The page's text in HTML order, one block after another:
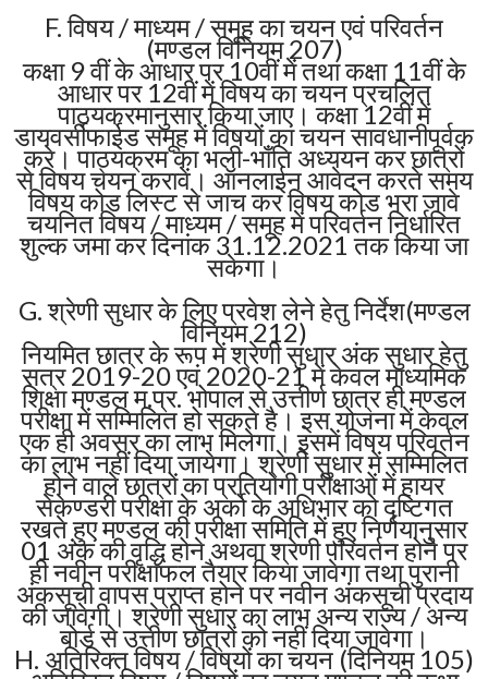
F. विषय / माध्यम / समूह का चयन एवं परिवर्तन
(मण्डल विनियम 207)
कक्षा 9 वीं के आधार पर 10वीं में तथा कक्षा 11वीं के
आधार पर 12वीं में विषय का चयन प्रचलित
पाठ्यक्रमानुसार किया जाए। कक्षा 12वीं में
डायवर्सीफाईड समूह में विषयों का चयन सावधानीपूर्वक
करे। पाठ्यक्रम का भली-भाँति अध्ययन कर छात्रों
से विषय चयन करावें। ऑनलाईन आवेदन करते समय
विषय कोड लिस्ट से जाच कर विषय कोड भरा जावे
चयनित विषय / माध्यम / समूह में परिवर्तन निर्धारित
शुल्क जमा कर दिनांक 31.12.2021 तक किया जा
सकेगा।
G. श्रेणी सुधार के लिए प्रवेश लेने हेतु निर्देश(मण्डल
विनियम 212)
नियमित छात्र के रूप में श्रेणी सुधार अंक सुधार हेतु
सत्र 2019-20 एवं 2020-21 में केवल माध्यमिक
शिक्षा मण्डल म.प्र. भोपाल से उत्तीर्ण छात्र ही मण्डल
परीक्षा में सम्मिलित हो सकते है। इस योजना में केवल
एक ही अवसर का लाभ मिलेगा। इसमें विषय परिवर्तन
का लाभ नहीं दिया जायेगा। श्रेणी सुधार में सम्मिलित
होने वाले छात्रों का प्रतियोगी परीक्षाओं में हायर
सेकेण्डरी परीक्षा के अर्को के अधिभार को दृष्टिगत
रखते हुए मण्डल की परीक्षा समिति में हुए निर्णयानुसार
01 अंक की वृद्धि होने अथवा श्रेणी परिवर्तन होने पर
ही नवीन परीक्षाफल तैयार किया जावेगा तथा पुरानी
अंकसूची वापस प्राप्त होने पर नवीन अंकसूची प्रदाय
की जावेगी। श्रेणी सुधार का लाभ अन्य राज्य / अन्य
बोर्ड से उत्तीण छात्रों को नहीं दिया जावेगा।
H. अतिरिक्त विषय / विषयों का चयन (दिनियम 105)